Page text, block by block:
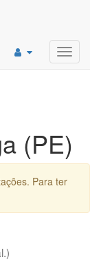
(PE)
Para ter